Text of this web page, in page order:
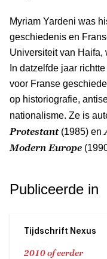
Myriam Yardeni was
geschiedenis en
Universiteit van Haifa,
In datzelfde jaar
voor Franse
op historiografie,
nationalisme. Ze is
Protestant(1985) en
Modern Europe
Publiceerde in
Tijdschrift Nexus
2010 of eerder